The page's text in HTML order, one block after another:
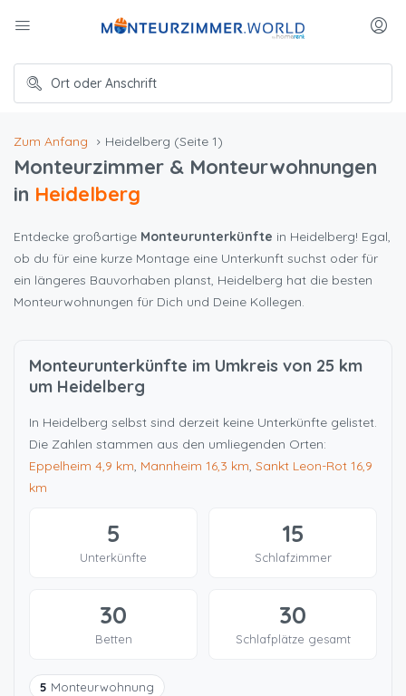
Zum Anfang Heidelberg (Seite 1)
Monteurzimmer & Monteurwohnungen
in Heidelberg
Entdecke großartige Monteurunterkünfte in Heidelberg! Egal,
ob du für eine kurze Montage eine Unterkunft suchst oder für
ein längeres Bauvorhaben planst, Heidelberg hat die besten
Monteurwohnungen für Dich und Deine Kollegen.
Monteurunterkünfte im Umkreis von 25 km
um Heidelberg
In Heidelberg selbst sind derzeit keine Unterkünfte gelistet.
Die Zahlen stammen aus den umliegenden Orten:
Eppelheim 4,9 km, Mannheim 16,3 km, Sankt Leon-Rot 16,9
km
5
Unterkünfte
15
Schlafzimmer
30
Betten
30
Schlafplätze gesamt
5 Monteurwohnung